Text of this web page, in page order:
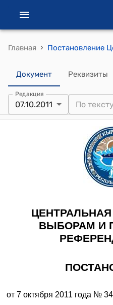
Главная ›
Документ Реквизиты
Редакция
07.10.2011